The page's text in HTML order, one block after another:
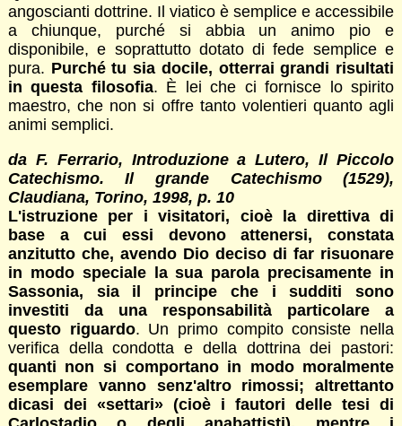
angoscianti dottrine. Il viatico è semplice e accessibile
a chiunque, purché si abbia un animo pio e
disponibile, e soprattutto dotato di fede semplice e
pura. Purché tu sia docile, otterrai grandi risultati
in questa filosofia. È lei che ci fornisce lo spirito
maestro, che non si offre tanto volentieri quanto agli
animi semplici.
da F. Ferrario, Introduzione a Lutero, Il Piccolo
Catechismo. Il grande Catechismo (1529),
Claudiana, Torino, 1998, p. 10
L'istruzione per i visitatori, cioè la direttiva di
base a cui essi devono attenersi, constata
anzitutto che, avendo Dio deciso di far risuonare
in modo speciale la sua parola precisamente in
Sassonia, sia il principe che i sudditi sono
investiti da una responsabilità particolare a
questo riguardo. Un primo compito consiste nella
verifica della condotta e della dottrina dei pastori:
quanti non si comportano in modo moralmente
esemplare vanno senz'altro rimossi; altrettanto
dicasi dei «settari» (cioè i fautori delle tesi di